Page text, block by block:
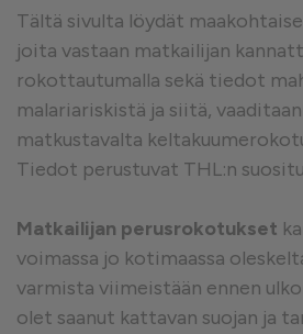
Tältä sivulta löydät
joita vastaan matkailijan
rokottautumalla sekä tiedot
malariariskistä ja siitä,
matkustavalta
Tiedot perustuvat THL:n
Matkailijan perusrokotukset
voimassa jo kotimaassa
varmista viimeistään ennen
olet saanut kattavan suojan ja